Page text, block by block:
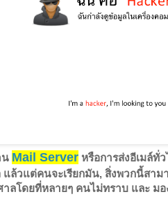
น Mail Server หรือการส่งอีเมล์ทั่
แล้วแต่คนจะเรียกมัน, สิ่งพวกนี้สาม
ลโดยที่หลายๆ คนไม่ทราบ และ ม